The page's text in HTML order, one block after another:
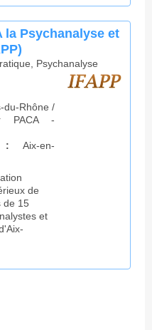
la Psychanalyse et
Psychanalyse
du-Rhône /
PACA -
:Aix-en-
de
de 15
et